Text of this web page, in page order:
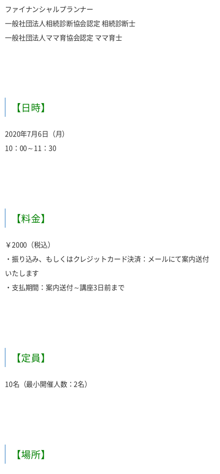
ファイナンシャルプランナー
一般社団法人相続診断協会認定 相続診断士
一般社団法人ママ育協会認定 ママ育士
【日時】
2020年7月6日（月）
10：00～11：30
【料金】
￥2000（税込）
・振り込み、もしくはクレジットカード決済：メールにて案内送付
いたします
・支払期間：案内送付～講座3日前まで
【定員】
10名（最小開催人数：2名）
【場所】